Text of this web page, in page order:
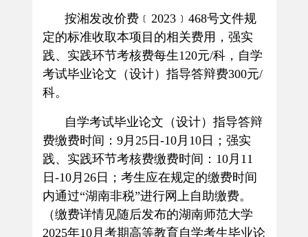
按湘发改价费﹝ 2023﹞ 468号文件规
定的标准收取本项目的相关费用，强实
践、实践环节考核费每生120元/科，自学
考试毕业论文（设计）指导答辩费300元/
科。
自学考试毕业论文（设计）指导答辩
费缴费时间： 9月 25日 -10月 10日；强实
践、实践环节考核费缴费时间： 10月 11
日 -10月 26日；考生应在规定的缴费时间
内通过“湖南非税”进行网上自助缴费。
（缴费详情见随后发布的湖南师范大学
2025年10月考期高等教育自学考生毕业论